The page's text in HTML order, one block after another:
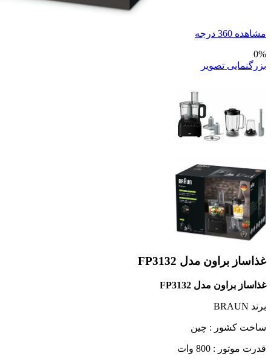
مشاهده 360 درجه
0%
بزرگنمایی تصویر
غذاساز براون مدل FP3132
غذاساز براون مدل FP3132
برند BRAUN
ساخت کشور : چین
قدرت موتور : 800 وات